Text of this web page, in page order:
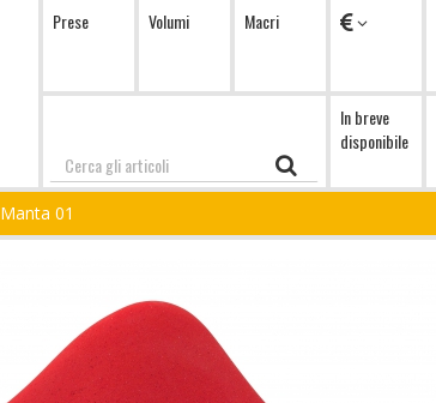
Prese Volumi Macri Valuta
Cerca
In breve
disponibile
Manta 01